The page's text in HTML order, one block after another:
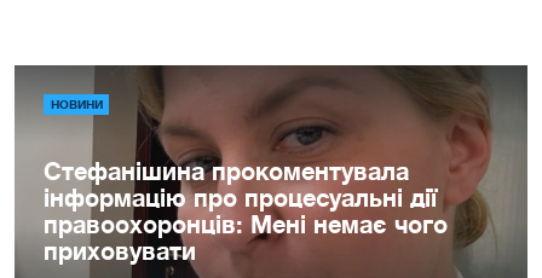
НОВИНИ
Стефанішина прокоментувала
інформацію про процесуальні дії
правоохоронців: Мені немає чого
приховувати